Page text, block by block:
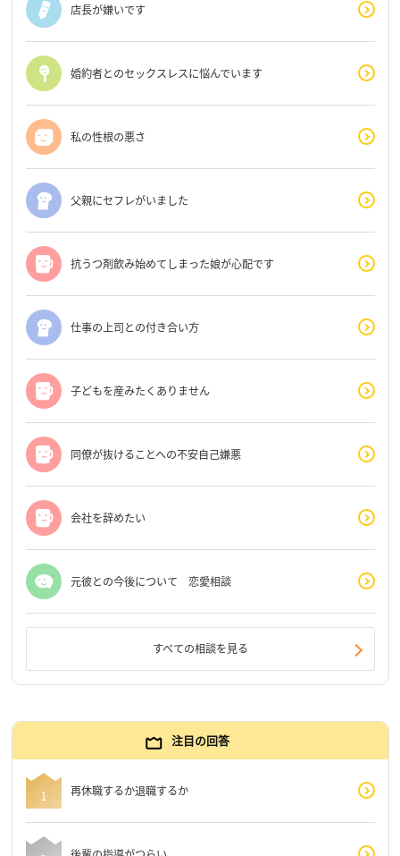
店長が嫌いです
婚約者とのセックスレスに悩んでいます
私の性根の悪さ
父親にセフレがいました
抗うつ剤飲み始めてしまった娘が心配です
仕事の上司との付き合い方
子どもを産みたくありません
同僚が抜けることへの不安自己嫌悪
会社を辞めたい
元彼との今後について 恋愛相談
すべての相談を見る
注目の回答
再休職するか退職するか